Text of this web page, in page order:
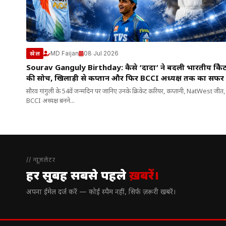
खेल MD Faijan 08 Jul 2026
Sourav Ganguly Birthday: कैसे ‘दादा’ ने बदली भारतीय क्रिकेट
की सोच, खिलाड़ी से कप्तान और फिर BCCI अध्यक्ष तक का सफर
सौरव गांगुली के 54वें जन्मदिन पर जानिए उनके क्रिकेट करियर, कप्तानी, NatWest जीत,
BCCI अध्यक्ष बनने...
// न्यूज़लेटर
हर सुबह सबसे पहलेख़बरें।
अपना ईमेल दर्ज करें — कोई स्पैम नहीं, सिर्फ ज़रूरी खबरें।